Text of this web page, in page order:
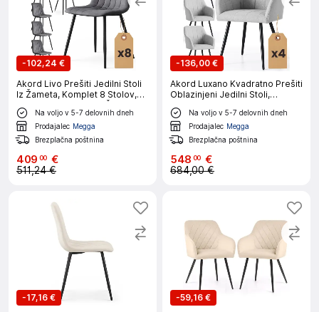
-102,24 €
Akord Livo Prešiti Jedilni Stoli
Iz Žameta, Komplet 8 Stolov,
Temno Grafitno Siva, Črne
NogeNa voljo v 5-7 delovnih dneh
Prodajalec Megga
Brezplačna poštnina
409 00 €
511,24 €
-136,00 €
Akord Luxano Kvadratno Prešiti
Oblazinjeni Jedilni Stoli,
Komplet 4 Stolov, Svetlo Siva,
Črne Noge
Na voljo v 5-7 delovnih dneh
Prodajalec Megga
Brezplačna poštnina
548 00 €
684,00 €
-17,16 € -59,16 €